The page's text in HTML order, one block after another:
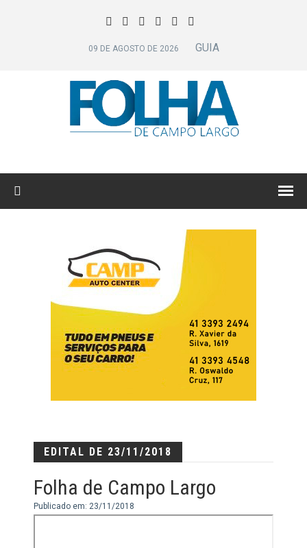
09 DE AGOSTO DE 2026 GUIA
EDITAL DE 23/11/2018
Folha de Campo Largo
Publicado em: 23/11/2018